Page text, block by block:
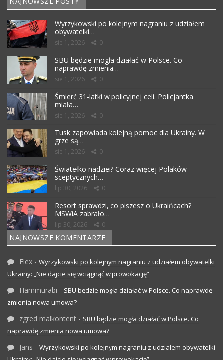
Wyrzykowski po kolejnym nagraniu z udziałem
obywatelki…
sie 1, 2026 0
SBU będzie mogła działać w Polsce. Co
naprawdę zmienia…
sie 1, 2026 0
Śmierć 31-latki w policyjnej celi. Policjantka
miała…
sie 1, 2026 0
Tusk zapowiada kolejną pomoc dla Ukrainy. W
grze są…
sie 1, 2026 0
Światełko nadziei? Coraz więcej Polaków
sceptycznych…
lip 30, 2026 0
Resort sprawdzi, co piszesz o Ukraińcach?
MSWiA zabrało…
lip 30, 2026 0
NAJNOWSZE KOMENTARZE
Flex - Wyrzykowski po kolejnym nagraniu z udziałem obywatelki
Ukrainy: „Nie dajcie się wciągnąć w prowokację”
Hammurabi - SBU będzie mogła działać w Polsce. Co naprawdę
zmienia nowa umowa?
zgred malkontent - SBU będzie mogła działać w Polsce. Co
naprawdę zmienia nowa umowa?
Jans - Wyrzykowski po kolejnym nagraniu z udziałem obywatelki